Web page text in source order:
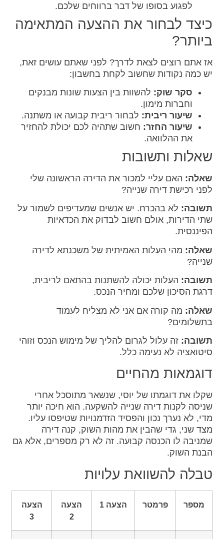
לפגוע בסופו של דבר ברווחים שלכם.
כיצד לבחור את ההצעה המתאימה
ביותר?
אז אתם רוצים לצאת לדרך? לפני שאתם עושים זאת,
יש כמה נקודות שחשוב לקחת בחשבון:
סקר שוק: להשוות בין הצעות שונות מבנקים
וחברות מימון.
שיעור ריבית: לבחור ריבית קבועה או משתנה.
שיעור החזר: חשוב שתהיה לכם יכולת להחזיר
את ההלוואה.
שאלות ותשובות
שאלה: האם עליי למכור את הדירה הראשונה שלי
לפני רכישת דירה שנייה?
תשובה: לא בהכרח. יש אנשים שמעדיפים לשמור על
שתי הדירות, אולם חשוב לבדוק את הכדאיות
הפיננסית.
שאלה: מהי העלות האמיתית של משכנתא לדירה
שנייה?
תשובה: העלות יכולה להשתנות בהתאם לריבית,
דרגת הסיכון שלכם ומחיר הנכס.
שאלה: מה קורה אם אני לא מצליח לעמוד
בתשלומים?
תשובה: זה עלול לגרום להליך של מימוש הנכס וזוהי
סיטואציה לא נעימה כלל.
דוגמאות מהחיים
שקלו את דוגמתו של יוסי, שנשאר מתוסכל אחרי
שניסה לקנות דירה שנייה להשקעה. הוא חיכה יותר
מדי, לא נערך נכון והפסיד הזדמנויות שטיפסו עליו.
מצד שני, גדי שהבין את מהות השוק, קנה דירה
שמניבה לו הכנסה קבועה. זה לא רק מספרים, אלא גם
הבנת השוק.
טבלה להשוואת עלויות
מספר פרמטר הצעה 1
הצעה
2
הצעה
3